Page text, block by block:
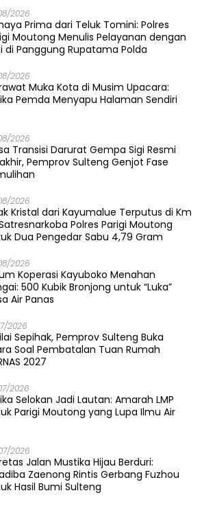
2026
Prima dari Teluk Tomini: Polres
Moutong Menulis Pelayanan dengan
di Panggung Rupatama Polda
2026
Muka Kota di Musim Upacara:
Pemda Menyapu Halaman Sendiri
2026
Transisi Darurat Gempa Sigi Resmi
Pemprov Sulteng Genjot Fase
2026
Kristal dari Kayumalue Terputus di Km
Polres Parigi Moutong
Dua Pengedar Sabu 4,79 Gram
2026
Koperasi Kayuboko Menahan
500 Kubik Bronjong untuk “Luka”
Air Panas
2026
Sepihak, Pemprov Sulteng Buka
Soal Pembatalan Tuan Rumah
2027
2026
Selokan Jadi Lautan: Amarah LMP
Parigi Moutong yang Lupa Ilmu Air
2026
Jalan Mustika Hijau Berduri:
Zaenong Rintis Gerbang Fuzhou
Hasil Bumi Sulteng